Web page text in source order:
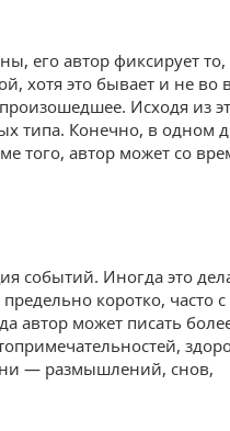
его автор фиксирует то,
хотя это бывает и не во
Исходя из
типа. Конечно, в одном
того, автор может со
событий. Иногда это
коротко, часто с
автор может писать
— размышлений, снов,